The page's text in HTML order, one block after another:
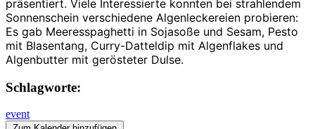
präsentiert. Viele Interessierte konnten bei strahlendem
Sonnenschein verschiedene Algenleckereien probieren:
Es gab Meeresspaghetti in Sojasoße und Sesam, Pesto
mit Blasentang, Curry-Datteldip mit Algenflakes und
Algenbutter mit gerösteter Dulse.
Schlagworte:
event